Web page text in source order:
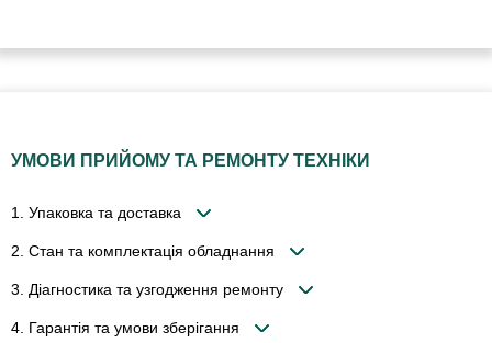
УМОВИ ПРИЙОМУ ТА РЕМОНТУ ТЕХНІКИ
1. Упаковка та доставка
2. Стан та комплектація обладнання
3. Діагностика та узгодження ремонту
4. Гарантія та умови зберігання